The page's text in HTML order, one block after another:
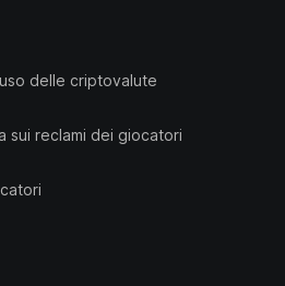
delle criptovalute
sui reclami dei giocatori